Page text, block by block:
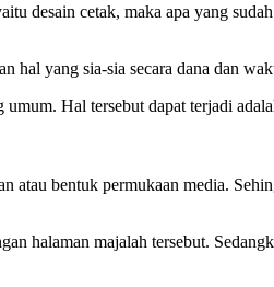
desain cetak, maka apa yang
hal yang sia-sia secara dana dan
Hal tersebut dapat terjadi
bentuk permukaan media.
halaman majalah tersebut.